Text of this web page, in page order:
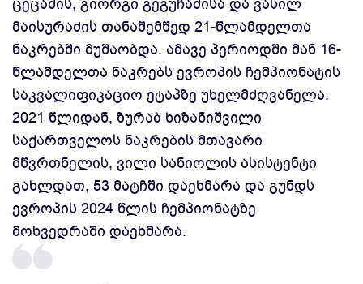
ცეცაძის, გიორგი გეგუჩაძისა და ვასილ
მაისურაძის თანაშემწედ 21-წლამდელთა
ნაკრებში მუშაობდა. ამავე პერიოდში მან 16-
წლამდელთა ნაკრებს ევროპის ჩემპიონატის
საკვალიფიკაციო ეტაპზე უხელმძღვანელა.
2021 წლიდან, ზურაბ ხიზანიშვილი
საქართველოს ნაკრების მთავარი
მწვრთნელის, ვილი სანიოლის ასისტენტი
გახლდათ, 53 მატჩში დაეხმარა და გუნდს
ევროპის 2024 წლის ჩემპიონატზე
მოხვედრაში დაეხმარა.